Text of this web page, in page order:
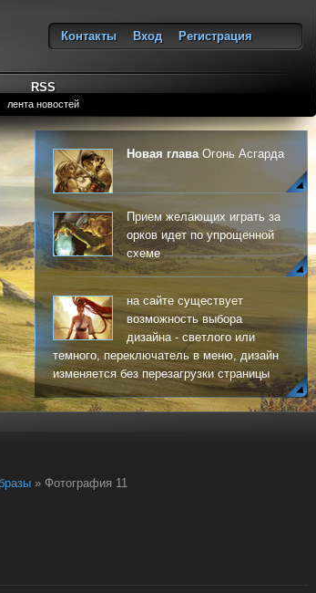
Контакты Вход
Регистрация
RSS
лента новостей
Новая главаОгонь Асгарда
Прием желающих играть за
орков идет по упрощенной
схеме
на сайте существует
возможность выбора
дизайна - светлого или
темного, переключатель в меню, дизайн
изменяется без перезагрузки страницы
» Фотография 11